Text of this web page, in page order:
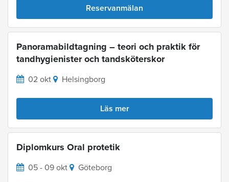
Reservanmälan
Panoramabildtagning – teori och praktik för
tandhygienister och tandsköterskor
02 okt Helsingborg
Läs mer
Diplomkurs Oral protetik
05 - 09 okt Göteborg